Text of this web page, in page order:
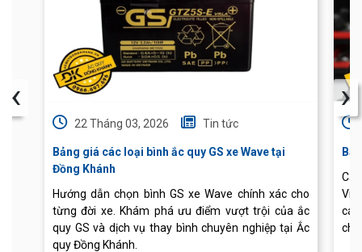
22 Tháng 03, 2026 Tin tức
Bảng giá các loại bình ắc quy GS xe Wave tại
Đồng Khánh
Hướng dẫn chọn bình GS xe Wave chính xác cho
từng đời xe. Khám phá ưu điểm vượt trội của ắc
quy GS và dịch vụ thay bình chuyên nghiệp tại Ắc
quy Đồng Khánh.
‹ ›